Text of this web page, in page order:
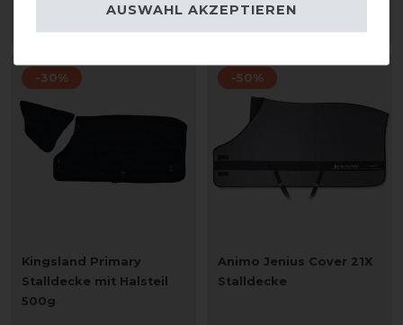
-30%
Kingsland Primary
Stalldecke mit Halsteil
500g
-50%
Animo Jenius Cover 21X
Stalldecke
AUSWAHL AKZEPTIEREN